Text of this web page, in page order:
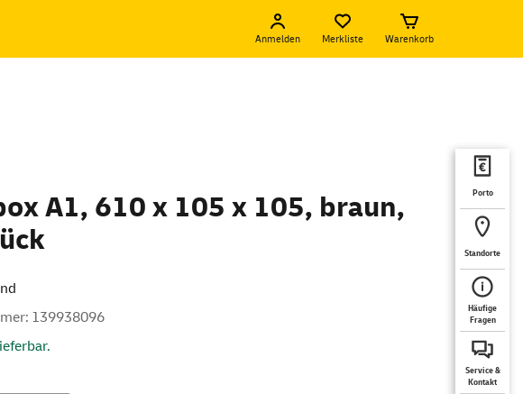
Anmelden Merkliste Warenkorb
Porto
Standorte
Häufige
Fragen
Service &
Kontakt
A1, 610 x 105 x 105, braun,
139938096